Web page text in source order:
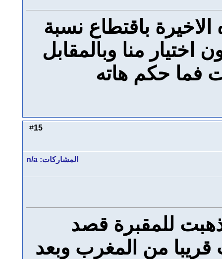
باقتطاع نسبة
اختيار منا وبالمقابل
فما حكم هاته
15
المشاركات: n/a
للمقبرة قصد
قريبا من المغرب وبعد